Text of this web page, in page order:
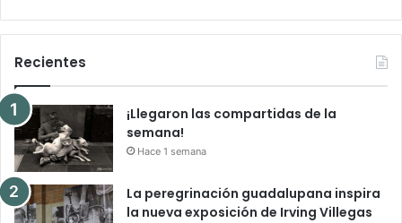
Recientes
¡Llegaron las compartidas de la
semana!
Hace 1 semana
La peregrinación guadalupana inspira
la nueva exposición de Irving Villegas